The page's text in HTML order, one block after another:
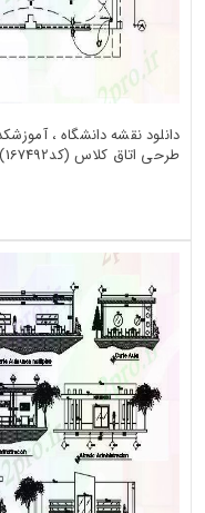
طرحی اتاق کلاس (کد167492)